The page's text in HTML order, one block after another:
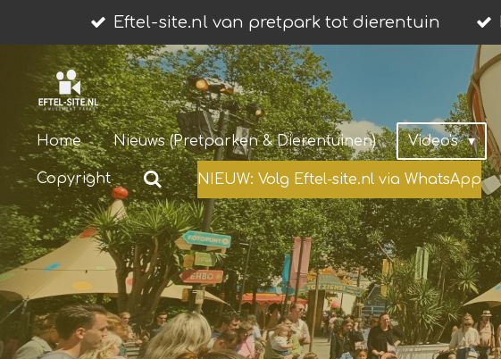
direct
naar
de
hoofdinhoud
Eftel-site.nl van pretpark tot dierentuin
Home Nieuws (Pretparken & Dierentuinen) Video's
Copyright NIEUW: Volg Eftel-site.nl via WhatsApp